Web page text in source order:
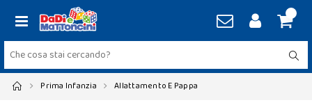
Prima Infanzia Allattamento E Pappa